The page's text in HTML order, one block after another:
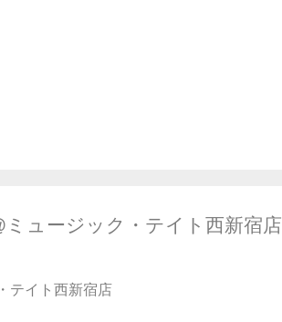
ュージック・テイト西新宿店
テイト西新宿店